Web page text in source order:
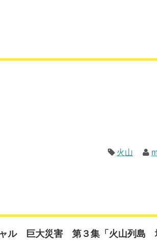
火山
ャル 巨大災害 第３集「火山列島